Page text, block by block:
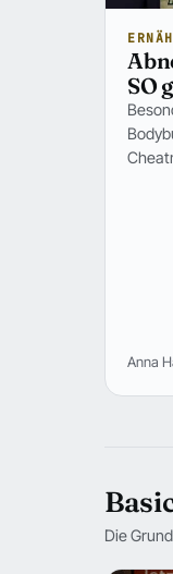
SO
Anna
Die